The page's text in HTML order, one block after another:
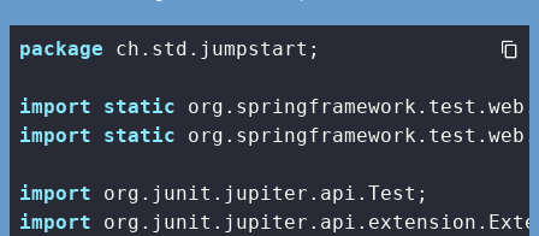
package ch.std.jumpstart;
import
static
import
static
import
import